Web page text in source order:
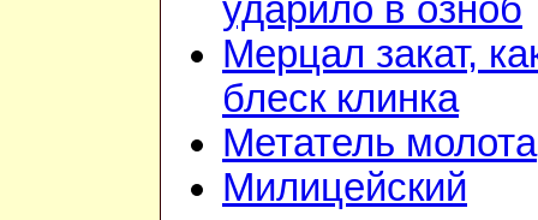
ударило в озноб
Мерцал закат,
блеск клинка
Метатель молота
Милицейский